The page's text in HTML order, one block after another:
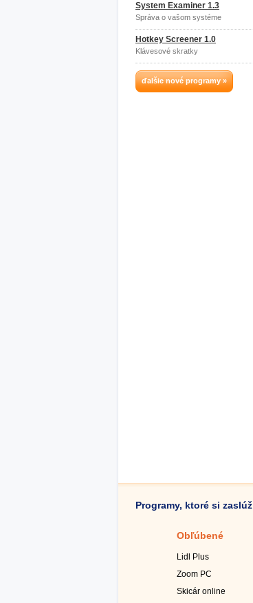
System Examiner 1.3
Správa o vašom systéme
Hotkey Screener 1.0
Klávesové skratky
ďalšie nové programy »
Programy, ktoré si
Obľúbené
Lidl Plus
Zoom PC
Skicár online